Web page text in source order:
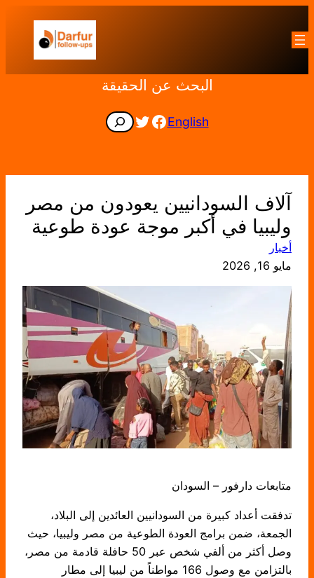
إلى
المحتوى
البحث عن الحقيقة
English
Facebook
Twitter
Search
آلاف السودانيين يعودون من مصر
وليبيا في أكبر موجة عودة طوعية
أخبار
مايو 16, 2026
متابعات دارفور – السودان
تدفقت أعداد كبيرة من السودانيين العائدين إلى البلاد،
الجمعة، ضمن برامج العودة الطوعية من مصر وليبيا، حيث
وصل أكثر من ألفي شخص عبر 50 حافلة قادمة من مصر،
بالتزامن مع وصول 166 مواطناً من ليبيا إلى مطار